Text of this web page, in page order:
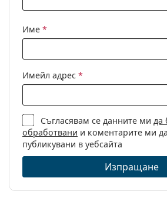
Име *
Имейл адрес *
Съгласявам се данните ми да
обработвани и коментарите ми
публикувани в уебсайта
Изпращане